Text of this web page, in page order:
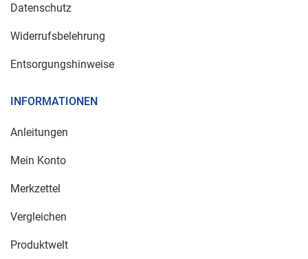
Datenschutz
Widerrufsbelehrung
Entsorgungshinweise
INFORMATIONEN
Anleitungen
Mein Konto
Merkzettel
Vergleichen
Produktwelt